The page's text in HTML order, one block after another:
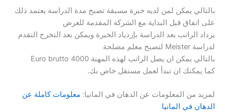
بالتالي يمكن لمن لديه خبرة مسبقة تصبح مدة الدراسة يعتمد ذلك
على اتفاق قبل البداية مع الشركة المقدمة للعرض
يزداد الراتب بعد الدراسة بإزدياد الخبرة ويمكن بعد التخرج التقدم
لدراسة Meister لتصبح معلم مصلحة
بالتالي يمكن ان يصل الراتب لهذه المهنة 4000 Euro brutto
كما يمكنك ان تبدأ لعمل مستقل خاص بك.
لمزيد من المعلومات عن الدهان في المانيا: معلومات كاملة عن
الدهان في المانيا